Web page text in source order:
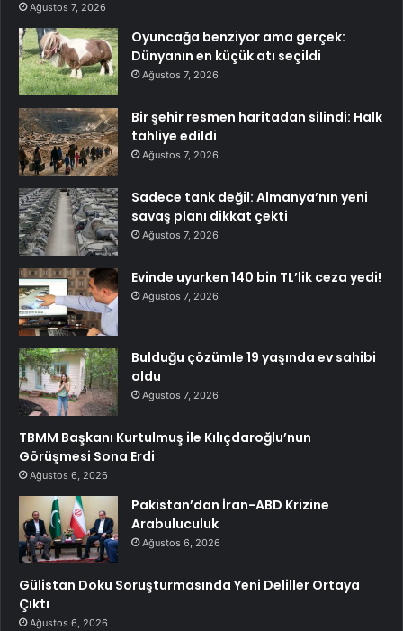
Ağustos 7, 2026
Oyuncağa benziyor ama gerçek:
Dünyanın en küçük atı seçildi
Ağustos 7, 2026
Bir şehir resmen haritadan silindi: Halk
tahliye edildi
Ağustos 7, 2026
Sadece tank değil: Almanya’nın yeni
savaş planı dikkat çekti
Ağustos 7, 2026
Evinde uyurken 140 bin TL’lik ceza yedi!
Ağustos 7, 2026
Bulduğu çözümle 19 yaşında ev sahibi
oldu
Ağustos 7, 2026
TBMM Başkanı Kurtulmuş ile Kılıçdaroğlu’nun
Görüşmesi Sona Erdi
Ağustos 6, 2026
Pakistan’dan İran-ABD Krizine
Arabuluculuk
Ağustos 6, 2026
Gülistan Doku Soruşturmasında Yeni Deliller Ortaya
Çıktı
Ağustos 6, 2026